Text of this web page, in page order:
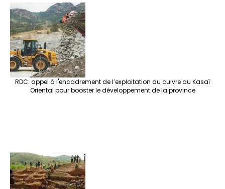
RDC: appel à l'encadrement de l’exploitation du cuivre au Kasaï
Oriental pour booster le développement de la province